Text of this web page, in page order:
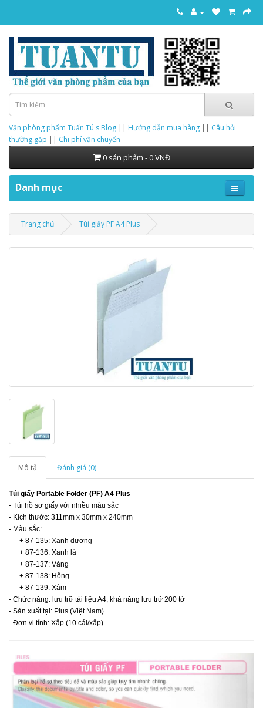
Văn phòng phẩm Tuấn Tú's Blog || Hướng dẫn mua hàng || Câu hỏi
thường gặp || Chi phí vận chuyển
0 sản phẩm - 0 VNĐ
Danh mục
Trang chủ Túi giấy PF A4 Plus
Mô tả Đánh giá (0)
Túi giấy Portable Folder (PF) A4 Plus
- Túi hồ sơ giấy với nhiều màu sắc
- Kích thước: 311mm x 30mm x 240mm
- Màu sắc:
+ 87-135: Xanh dương
+ 87-136: Xanh lá
+ 87-137: Vàng
+ 87-138: Hồng
+ 87-139: Xám
- Chức năng: lưu trữ tài liệu A4, khả năng lưu trữ 200 tờ
- Sản xuất tại: Plus (Việt Nam)
- Đơn vị tính: Xấp (10 cái/xấp)